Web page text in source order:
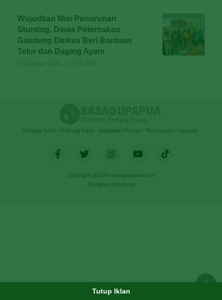
Wujudkan Misi Penurunan
Stunting, Dinas Peternakan
Gandeng Dinkes Beri Bantuan
Telur dan Daging Ayam
Tentang Kami Hubungi Kami Kebijakan Privasi Persyaratan Layanan
Copyright @2026 sasagupapua.com
All Rights Reserved
Tutup Iklan